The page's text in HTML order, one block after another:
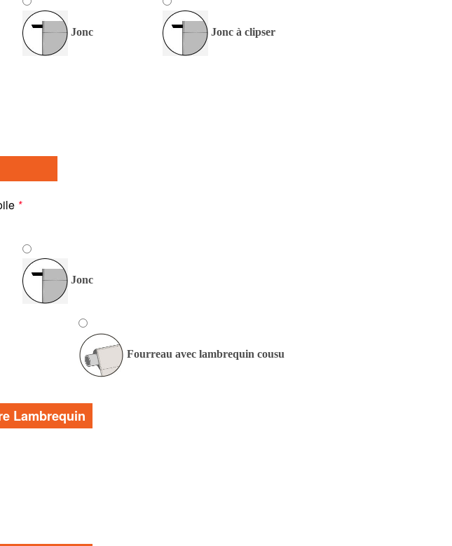
Jonc Jonc à clipser
*
Jonc
Fourreau avec lambrequin cousu
Lambrequin